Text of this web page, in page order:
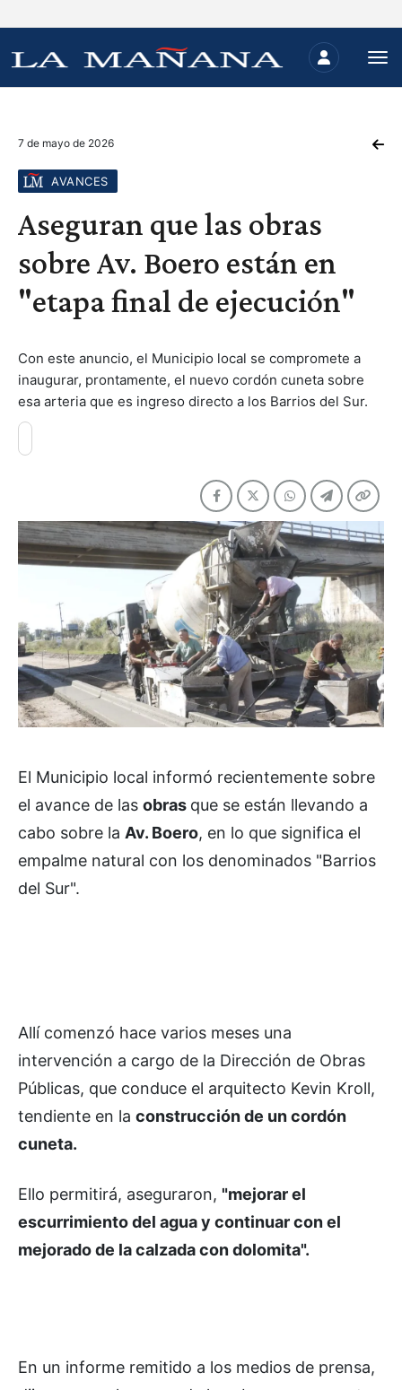
7 de mayo de 2026
AVANCES
Aseguran que las obras
sobre Av. Boero están en
"etapa final de ejecución"
Con este anuncio, el Municipio local se compromete a
inaugurar, prontamente, el nuevo cordón cuneta sobre
esa arteria que es ingreso directo a los Barrios del Sur.
El Municipio local informó recientemente sobre
el avance de las obras que se están llevando a
cabo sobre la Av. Boero, en lo que significa el
empalme natural con los denominados "Barrios
del Sur".
Allí comenzó hace varios meses una
intervención a cargo de la Dirección de Obras
Públicas, que conduce el arquitecto Kevin Kroll,
tendiente en la construcción de un cordón
cuneta.
Ello permitirá, aseguraron, "mejorar el
escurrimiento del agua y continuar con el
mejorado de la calzada con dolomita".
En un informe remitido a los medios de prensa,